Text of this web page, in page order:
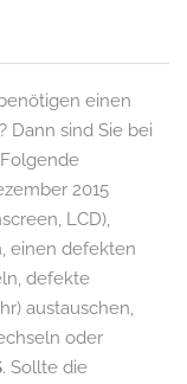
einen
Dann sind Sie bei
2015
LCD),
einen defekten
defekte
austauschen,
oder
. Sollte die